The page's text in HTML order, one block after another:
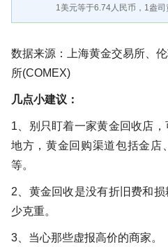
1美元等于6.74人民币，1盎司
数据来源：上海黄金交易所、
所(COMEX)
几点小建议：
1、别只盯着一家黄金回收店
地方，黄金回购渠道包括金店
等。
2、黄金回收是没有折旧费和
少克重。
3、当心那些虚报高价的商家。